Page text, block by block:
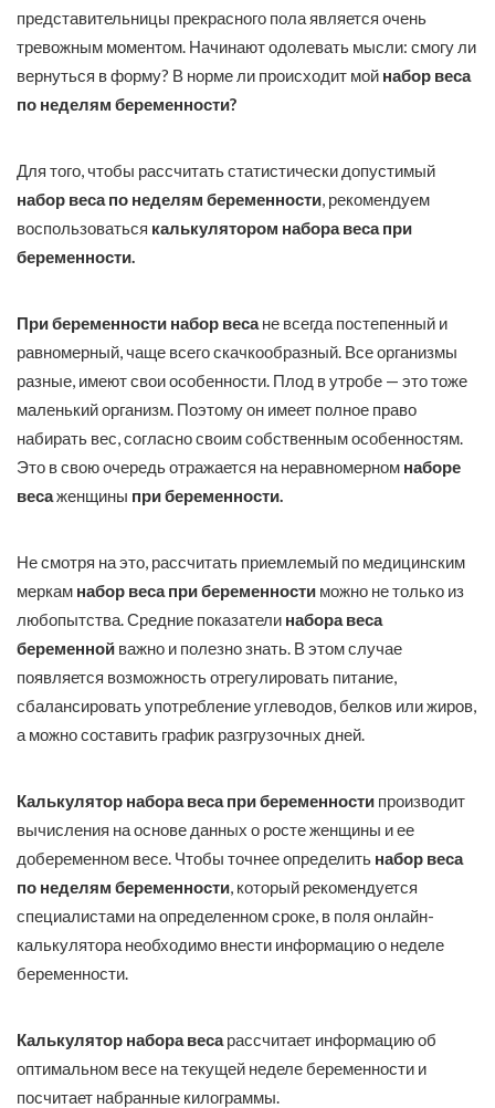
представительницы прекрасного пола является очень
тревожным моментом. Начинают одолевать мысли: смогу ли
вернуться в форму? В норме ли происходит мой набор веса
по неделям беременности?
Для того, чтобы рассчитать статистически допустимый
набор веса по неделям беременности, рекомендуем
воспользоваться калькулятором набора веса при
беременности.
При беременности набор весане всегда постепенный и
равномерный, чаще всего скачкообразный. Все организмы
разные, имеют свои особенности. Плод в утробе — это тоже
маленький организм. Поэтому он имеет полное право
набирать вес, согласно своим собственным особенностям.
Это в свою очередь отражается на неравномерном наборе
весаженщины при беременности.
Не смотря на это, рассчитать приемлемый по медицинским
меркам набор веса при беременности можно не только из
любопытства. Средние показатели набора веса
беременной важно и полезно знать. В этом случае
появляется возможность отрегулировать питание,
сбалансировать употребление углеводов, белков или жиров,
а можно составить график разгрузочных дней.
Калькулятор набора веса при беременности производит
вычисления на основе данных о росте женщины и ее
добеременном весе. Чтобы точнее определить набор веса
по неделям беременности, который рекомендуется
специалистами на определенном сроке, в поля онлайн-
калькулятора необходимо внести информацию о неделе
беременности.
Калькулятор набора весарассчитает информацию об
оптимальном весе на текущей неделе беременности и
посчитает набранные килограммы.